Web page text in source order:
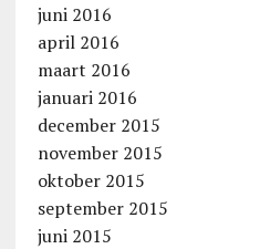
juni 2016
april 2016
maart 2016
januari 2016
december 2015
november 2015
oktober 2015
september 2015
juni 2015